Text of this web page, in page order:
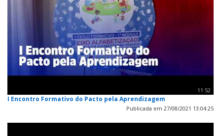
11:52
I Encontro Formativo do Pacto pela Aprendizagem
Publicada em 27/08/2021 13:04:25